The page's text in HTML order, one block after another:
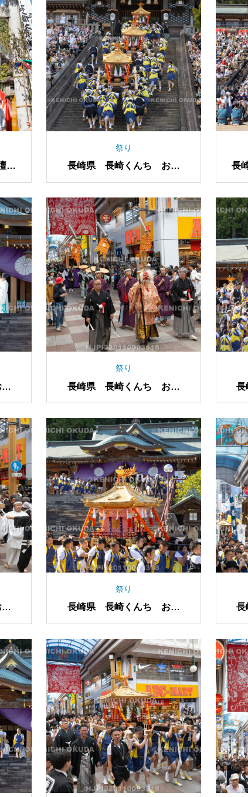
尻
祭り
長崎県 長崎くんち お上
り 神輿
長
祭り
長崎県 長崎くんち お上
り 猿田彦
祭り
長崎県 長崎くんち お上
り 神輿庫へ